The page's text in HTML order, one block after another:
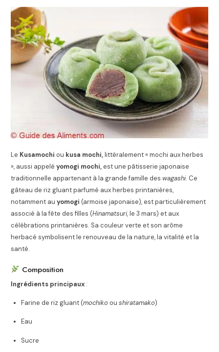
Le Kusamochi ou kusa mochi,littéralement « mochi aux herbes
», aussi appeléyomogi mochi,est une pâtisserie japonaise
traditionnelle appartenant à la grande famille des wagashi. Ce
gâteau de riz gluant parfumé aux herbes printanières,
notamment auyomogi (armoise japonaise), est particulièrement
associé à la fête des filles (Hinamatsuri, le 3 mars) et aux
célébrations printanières. Sa couleur verte et son arôme
herbacé symbolisent le renouveau de la nature, la vitalité et la
santé.
Composition
Ingrédients principaux :
Farine de riz gluant (mochiko oushiratamako)
Eau
Sucre